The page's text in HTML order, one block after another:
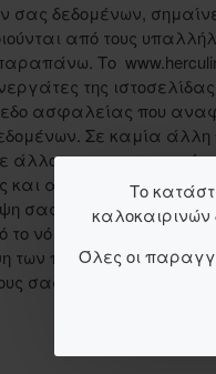
Το
καλοκαιρινών
Όλες οι
δεδομένων,
από τους
Το
της
ασφαλείας που
Σε καμία άλλη
άλλους τα προσωπικά
και αν αυτό απαιτηθεί
σας ότι κάτω από
νόμο ή βάση δικαστικής
των προσωπικών
σας συναίνεση (για